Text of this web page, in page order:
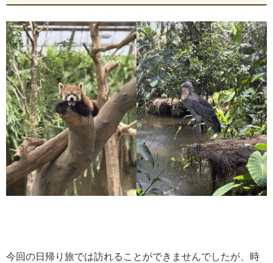
今回の日帰り旅では訪れることができませんでしたが、時